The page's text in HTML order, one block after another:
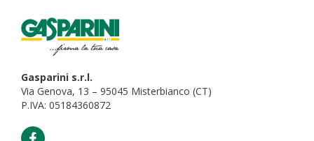
Gasparini s.r.l.
Via Genova, 13 – 95045 Misterbianco (CT)
P.IVA: 05184360872